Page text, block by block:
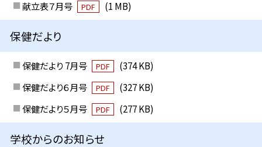
献立表７月号 PDF (1 MB)
保健だより
保健だより 7月号 PDF
(374 KB)
保健だより６月号
PDF
(327 KB)
保健だより５月号
PDF (277 KB)
学校からのお知らせ